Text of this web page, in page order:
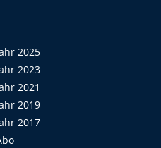
2025
2023
2021
2019
2017